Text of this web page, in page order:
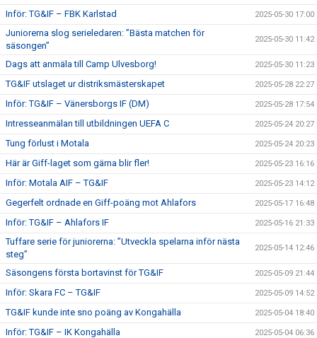
Inför: TG&IF – FBK Karlstad 2025-05-30 17:00
Juniorerna slog serieledaren: ”Bästa matchen för
säsongen”
2025-05-30 11:42
Dags att anmäla till Camp Ulvesborg! 2025-05-30 11:23
TG&IF utslaget ur distriksmästerskapet 2025-05-28 22:27
Inför: TG&IF – Vänersborgs IF (DM) 2025-05-28 17:54
Intresseanmälan till utbildningen UEFA C 2025-05-24 20:27
Tung förlust i Motala 2025-05-24 20:23
Här är Giff-laget som gärna blir fler! 2025-05-23 16:16
Inför: Motala AIF – TG&IF 2025-05-23 14:12
Gegerfelt ordnade en Giff-poäng mot Ahlafors 2025-05-17 16:48
Inför: TG&IF – Ahlafors IF 2025-05-16 21:33
Tuffare serie för juniorerna: ”Utveckla spelarna inför nästa
steg”
2025-05-14 12:46
Säsongens första bortavinst för TG&IF 2025-05-09 21:44
Inför: Skara FC – TG&IF 2025-05-09 14:52
TG&IF kunde inte sno poäng av Kongahälla 2025-05-04 18:40
Inför: TG&IF – IK Kongahälla 2025-05-04 06:36